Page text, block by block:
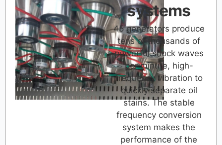
systems
45 generators produce
tens of thousands of
powerful shock waves
per minute, high-
frequency vibration to
quickly separate oil
stains. The stable
frequency conversion
system makes the
performance of the